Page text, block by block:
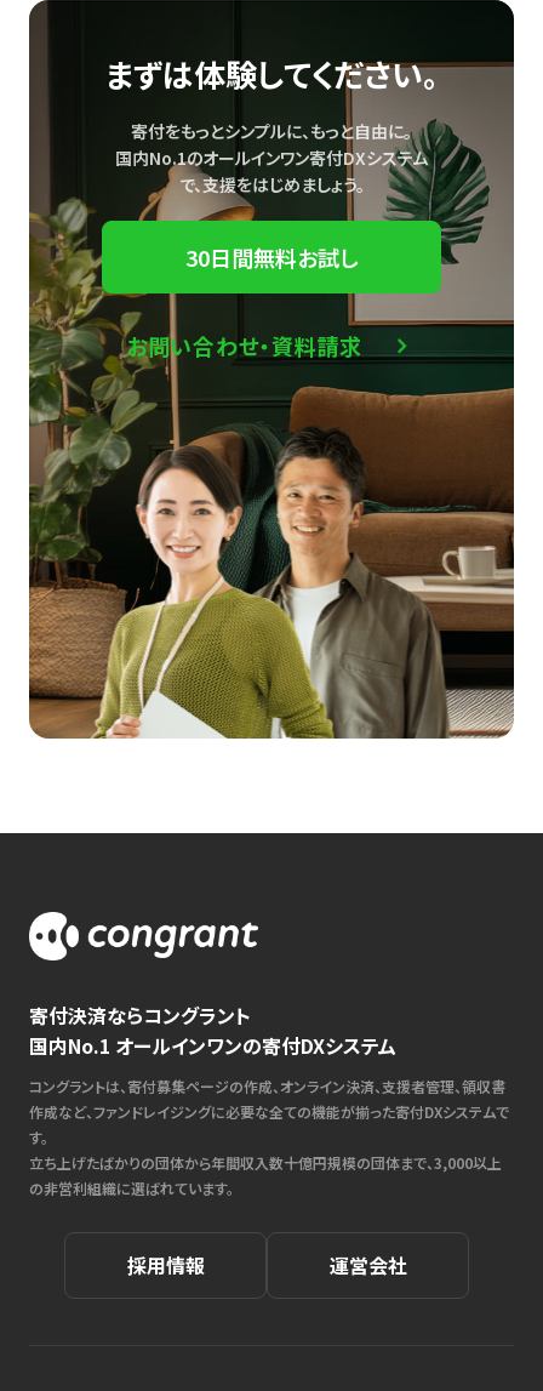
まずは体験してください。
寄付をもっとシンプルに、もっと自由に。
国内No.1のオールインワン寄付DXシステム
で、支援をはじめましょう。
30日間無料お試し
お問い合わせ・資料請求
寄付決済ならコングラント
国内No.1 オールインワンの寄付DXシステム
コングラントは、寄付募集ページの作成、オンライン決済、支援者管理、領収書
作成など、ファンドレイジングに必要な全ての機能が揃った寄付DXシステムで
す。
立ち上げたばかりの団体から年間収入数十億円規模の団体まで、3,000以上
の非営利組織に選ばれています。
採用情報 運営会社